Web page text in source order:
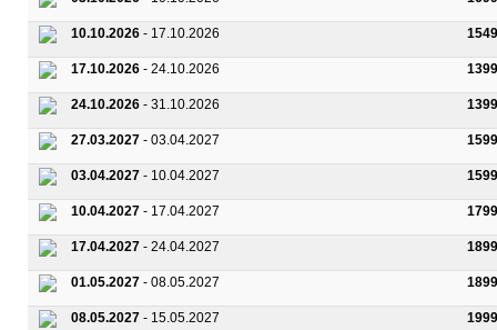
10.10.2026 - 17.10.2026
17.10.2026 - 24.10.2026
24.10.2026 - 31.10.2026
27.03.2027 - 03.04.2027
03.04.2027 - 10.04.2027
10.04.2027 - 17.04.2027
17.04.2027 - 24.04.2027
01.05.2027 - 08.05.2027
08.05.2027 - 15.05.2027